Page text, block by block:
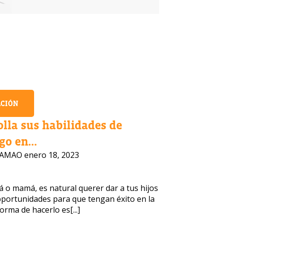
sus habilidades de
en...
enero 18, 2023
o mamá, es natural querer dar a tus hijos
para que tengan éxito en la
de hacerlo es[...]
gusto. Haz clic abajo